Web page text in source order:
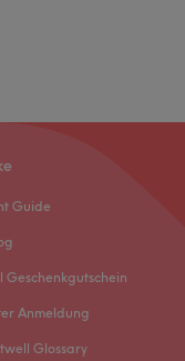
Guide
Geschenkgutschein
Anmeldung
Glossary